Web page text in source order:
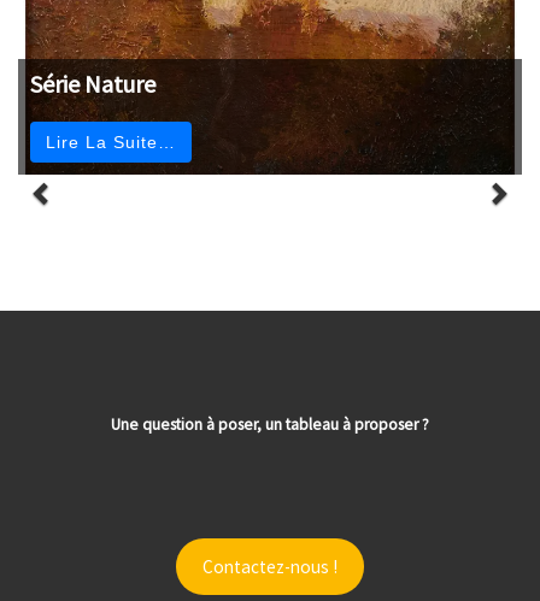
Série Nature
Lire La Suite…
Une question à poser, un tableau à proposer ?
Contactez-nous !